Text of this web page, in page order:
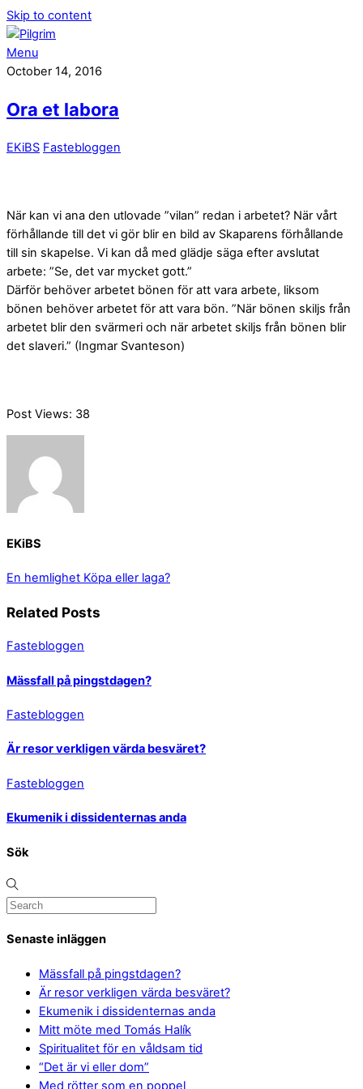
Skip to content
Menu
October 14, 2016
Ora et labora
EKiBS Fastebloggen
När kan vi ana den utlovade ”vilan” redan i arbetet? När vårt
förhållande till det vi gör blir en bild av Skaparens förhållande
till sin skapelse. Vi kan då med glädje säga efter avslutat
arbete: ”Se, det var mycket gott.”
Därför behöver arbetet bönen för att vara arbete, liksom
bönen behöver arbetet för att vara bön. ”När bönen skiljs från
arbetet blir den svärmeri och när arbetet skiljs från bönen blir
det slaveri.” (Ingmar Svanteson)
Post Views: 38
EKiBS
En hemlighet Köpa eller laga?
Related Posts
Fastebloggen
Mässfall på pingstdagen?
Fastebloggen
Är resor verkligen värda besväret?
Fastebloggen
Ekumenik i dissidenternas anda
Sök
Senaste inläggen
Mässfall på pingstdagen?
Är resor verkligen värda besväret?
Ekumenik i dissidenternas anda
Mitt möte med Tomás Halík
Spiritualitet för en våldsam tid
“Det är vi eller dom”
Med rötter som en poppel